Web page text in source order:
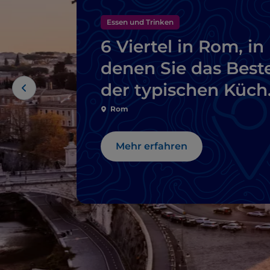
Essen und Trinken
6 Viertel in Rom, in
denen Sie das
der typischen
probieren können
Rom
Mehr erfahren